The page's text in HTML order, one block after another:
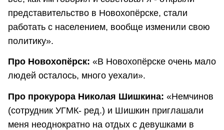
представительство в Новохопёрске, стали
работать с населением, вообще изменили свою
политику».
Про Новохопёрск: «В Новохопёрске очень мало
людей осталось, много уехали».
Про прокурора Николая Шишкина: «Немчинов
(сотрудник УГМК- ред.) и Шишкин приглашали
меня неоднократно на отдых с девушками в